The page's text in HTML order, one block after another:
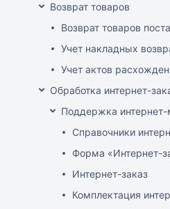
Возврат товаров
Возврат товаров
Учет накладных
Учет актов
Обработка интернет-
Поддержка интернет-
Справочники
Форма «Интернет-
Интернет-заказ
Комплектация